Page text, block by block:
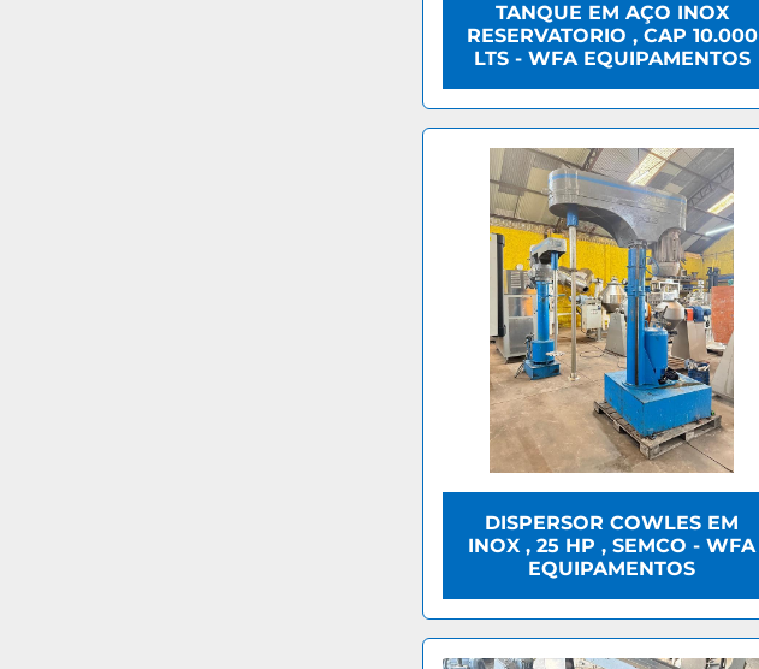
TANQUE EM AÇO INOX
RESERVATORIO , CAP 10.000
LTS - WFA EQUIPAMENTOS
DISPERSOR COWLES EM
INOX , 25 HP , SEMCO - WFA
EQUIPAMENTOS